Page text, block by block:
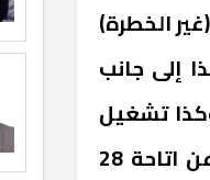
الخطرة)
10 محافظات، هذا إلى جانب
بـ 14 محافظة، وكذا تشغيل
12 خطا لمصانع تدوير ومعالجة وفرز بـ 4 محافظات، فضلا عن اتاحة 28